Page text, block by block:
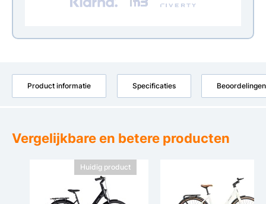
Product informatie Specificaties Beoordelingen
Vergelijkbare en betere producten
Huidig product